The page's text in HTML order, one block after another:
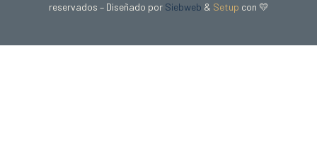
reservados – Diseñado por Siebweb & Setup con 💛